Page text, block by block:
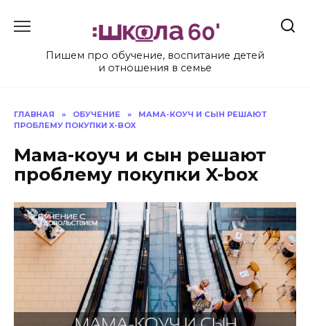
Пишем про обучение, воспитание детей
и отношения в семье
ГЛАВНАЯ » ОБУЧЕНИЕ »
МАМА-КОУЧ И СЫН РЕШАЮТ
ПРОБЛЕМУ ПОКУПКИ X-BOX
Мама-коуч и сын решают
проблему покупки X-box